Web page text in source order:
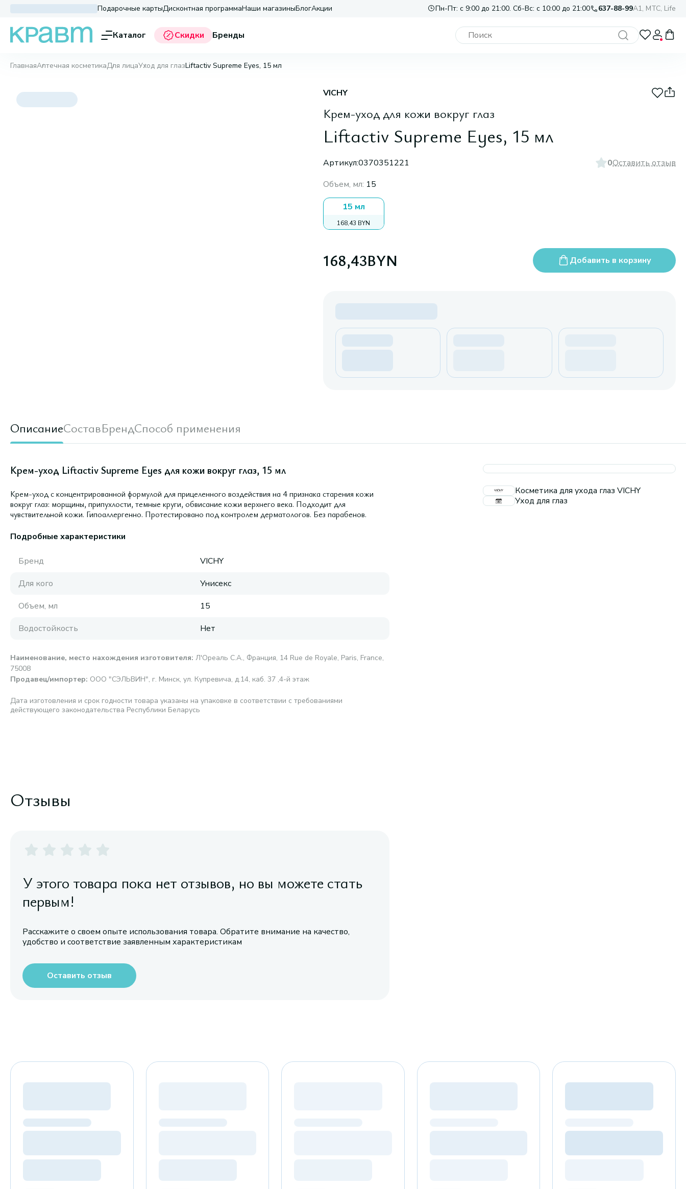
Подарочные картыДисконтная программаНаши магазиныБлогАкции Пн-Пт: с 9:00 до 21:00. Сб-Вс: с 10:00 до 21:00 637-88-99A1, МТС, Life
Каталог Скидки Бренды
ГлавнаяАптечная косметикаДля лицаУход для глазLiftactiv Supreme Eyes, 15 мл
VICHY
Крем-уход для кожи вокруг глаз
Liftactiv Supreme Eyes, 15 мл
Артикул:0370351221 0Оставить отзыв
Объем, мл: 15
15 мл
168,43 BYN
168,43BYN Добавить в корзину
ОписаниеСоставБрендСпособ применения
Крем-уход Liftactiv Supreme Eyes для кожи вокруг глаз, 15 мл
Крем-уход с концентрированной формулой для прицеленного воздействия на 4 признака старения кожи
вокруг глаз: морщины, припухлости, темные круги, обвисание кожи верхнего века. Подходит для
чувствительной кожи. Гипоаллергенно. Протестировано под контролем дерматологов. Без парабенов.
Подробные характеристики
Бренд
VICHY
Для кого
Унисекс
Объем, мл
15
Водостойкость
Нет
Наименование, место нахождения изготовителя: Л'Ореаль С.А., Франция, 14 Rue de Royale, Paris, France,
75008
Продавец/импортер: ООО "СЭЛЬВИН", г. Минск, ул. Купревича, д.14, каб. 37 ,4-й этаж
Дата изготовления и срок годности товара указаны на упаковке в соответствии с требованиями
действующего законодательства Республики Беларусь
Косметика для ухода глаз VICHY
Уход для глаз
Отзывы
У этого товара пока нет отзывов, но вы можете стать
первым!
Расскажите о своем опыте использования товара. Обратите внимание на качество,
удобство и соответствие заявленным характеристикам
Оставить отзыв